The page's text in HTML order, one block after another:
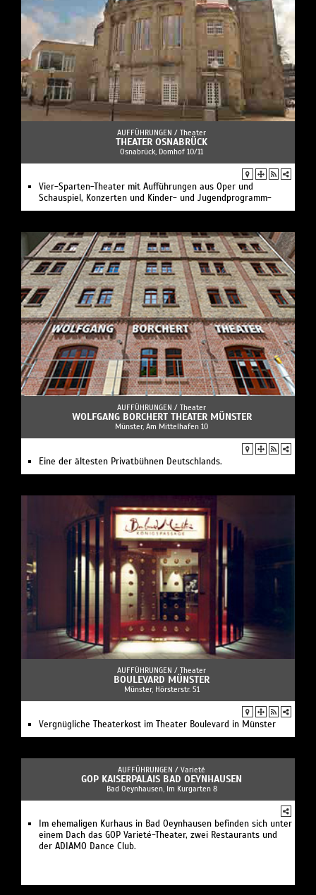
AUFFÜHRUNGEN / Theater
THEATER OSNABRÜCK
Osnabrück, Domhof 10/11
Vier-Sparten-Theater mit Aufführungen aus Oper und
Schauspiel, Konzerten und Kinder- und Jugendprogramm-
AUFFÜHRUNGEN / Theater
WOLFGANG BORCHERT THEATER MÜNSTER
Münster, Am Mittelhafen 10
Eine der ältesten Privatbühnen Deutschlands.
AUFFÜHRUNGEN / Theater
BOULEVARD MÜNSTER
Münster, Hörsterstr. 51
Vergnügliche Theaterkost im Theater Boulevard in Münster
AUFFÜHRUNGEN / Varieté
GOP KAISERPALAIS BAD OEYNHAUSEN
Bad Oeynhausen, Im Kurgarten 8
Im ehemaligen Kurhaus in Bad Oeynhausen befinden sich unter
einem Dach das GOP Varieté-Theater, zwei Restaurants und
der ADIAMO Dance Club.